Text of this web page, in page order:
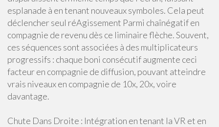
esplanade à en tenant nouveaux symboles. Cela peut
déclencher seul réAgissement Parmi chaînégatif en
compagnie de revenu dès ce liminaire flèche. Souvent,
ces séquences sont associées à des multiplicateurs
progressifs : chaque boni consécutif augmente ceci
facteur en compagnie de diffusion, pouvant atteindre
vrais niveaux en compagnie de 10x, 20x, voire
davantage.
Chute Dans Droite : Intégration en tenant la VR et en